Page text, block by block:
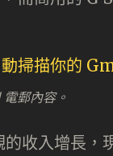
郵內容。
收入增長，